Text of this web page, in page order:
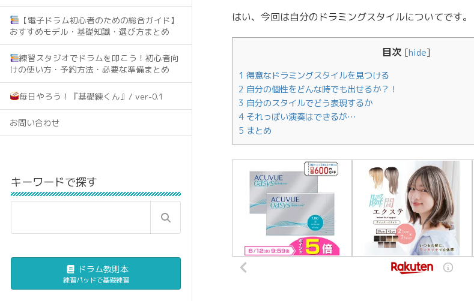
【電子ドラム初心者のための総合ガイド】
おすすめモデル・基礎知識・選び方まとめ
練習スタジオでドラムを叩こう！初心者向
けの使い方・予約方法・必要な準備まとめ
毎日やろう！『基礎練くん』/ ver-0.1
お問い合わせ
キーワードで探す
ドラム教則本
練習パッドで基礎練習
はい、今回は自分のドラミングスタイルについてです。
目次 [hide]
1 得意なドラミングスタイルを見つける
2 自分の個性をどんな時でも出せるか？！
3 自分のスタイルでどう表現するか
4 それっぽい演奏はできるが…
5 まとめ